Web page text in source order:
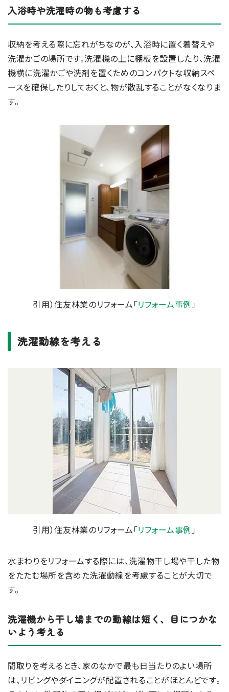
入浴時や洗濯時の物も考慮する
収納を考える際に忘れがちなのが、入浴時に置く着替えや
洗濯かごの場所です。洗濯機の上に棚板を設置したり、洗濯
機横に洗濯かごや洗剤を置くためのコンパクトな収納スペ
ースを確保したりしておくと、物が散乱することがなくなりま
す。
引用）住友林業のリフォーム「リフォーム事例」
洗濯動線を考える
引用）住友林業のリフォーム「リフォーム事例」
水まわりをリフォームする際には、洗濯物干し場や干した物
をたたむ場所を含めた洗濯動線を考慮することが大切で
す。
洗濯機から干し場までの動線は短く、目につかな
いよう考える
間取りを考えるとき、家のなかで最も日当たりのよい場所
は、リビングやダイニングが配置されることがほとんどです。